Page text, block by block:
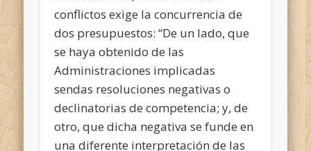
conflictos exige la concurrencia de
dos presupuestos: “De un lado, que
se haya obtenido de las
Administraciones implicadas
sendas resoluciones negativas o
declinatorias de competencia; y, de
otro, que dicha negativa se funde en
una diferente interpretación de las